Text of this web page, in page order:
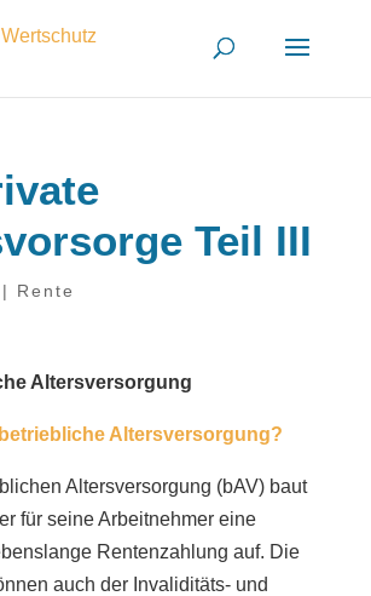
Teil III
| Rente
Altersversorgung
Altersversorgung?
Altersversorgung (bAV) baut
für seine Arbeitnehmer eine
Rentenzahlung auf. Die
auch der Invaliditäts- und